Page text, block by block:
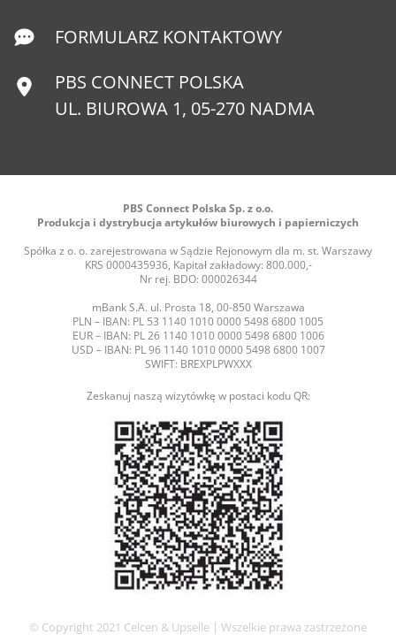
FORMULARZ KONTAKTOWY
PBS CONNECT POLSKA
UL. BIUROWA 1, 05-270 NADMA
PBS Connect Polska Sp. z o.o.
Produkcja i dystrybucja artykułów biurowych i papierniczych
Spółka z o. o. zarejestrowana w Sądzie Rejonowym dla m. st. Warszawy
KRS 0000435936, Kapitał zakładowy: 800.000,-
Nr rej. BDO: 000026344
mBank S.A. ul. Prosta 18, 00-850 Warszawa
PLN – IBAN: PL 53 1140 1010 0000 5498 6800 1005
EUR – IBAN: PL 26 1140 1010 0000 5498 6800 1006
USD – IBAN: PL 96 1140 1010 0000 5498 6800 1007
SWIFT: BREXPLPWXXX
Zeskanuj naszą wizytówkę w postaci kodu QR:
© Copyright 2021 Celcen & Upselle | Wszelkie prawa zastrzeżone